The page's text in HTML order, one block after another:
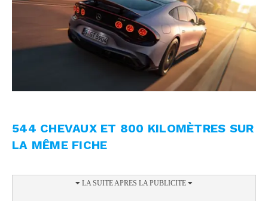
544 CHEVAUX ET 800 KILOMÈTRES SUR
LA MÊME FICHE